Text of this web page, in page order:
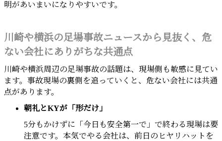
明があいまいになりやすいです。
川崎や横浜の足場事故ニュースから見抜く、危
ない会社にありがちな共通点
川崎や横浜周辺の足場事故の話題は、現場側も敏感に見てい
ます。事故現場の裏側を追っていくと、危ない会社には共通
点があります。
朝礼とKYが「形だけ」
5分もかけずに「今日も安全第一で」で終わる現場は要
注意です。本気でやる会社は、前日のヒヤリハットを